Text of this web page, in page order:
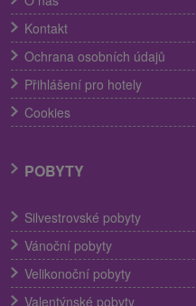
Kontakt
Ochrana osobních údajů
Přihlášení pro hotely
Cookies
POBYTY
Silvestrovské pobyty
Vánoční pobyty
Velikonoční pobyty
Valentýnské pobyty